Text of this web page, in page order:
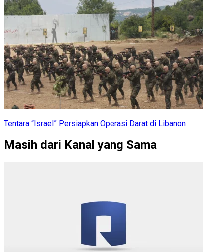
Tentara “Israel” Persiapkan Operasi Darat di Libanon
Masih dari Kanal yang Sama